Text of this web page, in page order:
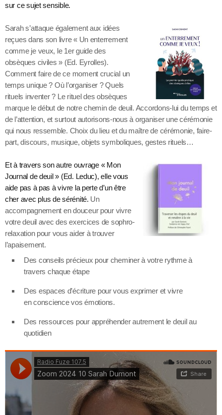
sur ce sujet sensible.
Sarah s’attaque également aux idées
reçues dans son livre « Un enterrement
comme je veux, le 1er guide des
obsèques civiles » (Ed. Eyrolles).
Comment faire de ce moment crucial un
temps unique ? Où l’organiser ? Quels
rituels inventer ? Le rituel des obsèques
marque le début de notre chemin de deuil. Accordons-lui du temps et
de l’attention, et surtout autorisons-nous à organiser une cérémonie
qui nous ressemble. Choix du lieu et du maître de cérémonie, faire-
part, discours, musique, objets symboliques, gestes rituels…
Et à travers son autre ouvrage « Mon
Journal de deuil » (Ed. Leduc), elle vous
aide pas à pas à vivre la perte d’un être
cher avec plus desérénité. Un
accompagnement en douceur pour vivre
votre deuil avec des exercices de sophro-
relaxation pour vous aider à trouver
l’apaisement.
Des conseils précieux pour cheminer à votre rythme à
travers chaque étape
Des espaces d’écriture pour vous exprimer et vivre
en conscience vos émotions.
Des ressources pour appréhender autrement le deuil au
quotidien